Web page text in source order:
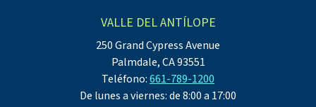
VALLE DEL ANTÍLOPE
250 Grand Cypress Avenue
Palmdale, CA 93551
Teléfono:661-789-1200
De lunes a viernes: de 8:00 a 17:00